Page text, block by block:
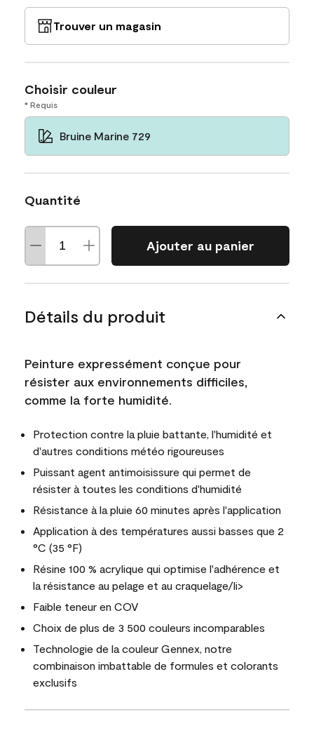
Trouver un magasin
Choisir couleur
* Requis
Bruine Marine 729
Quantité
Ajouter au panier
Détails du produit
Peinture expressément conçue pour
résister aux environnements difficiles,
comme la forte humidité.
Protection contre la pluie battante, l'humidité et
d'autres conditions météo rigoureuses
Puissant agent antimoisissure qui permet de
résister à toutes les conditions d'humidité
Résistance à la pluie 60 minutes après l'application
Application à des températures aussi basses que 2
°C (35 °F)
Résine 100 % acrylique qui optimise l'adhérence et
la résistance au pelage et au craquelage/li>
Faible teneur en COV
Choix de plus de 3 500 couleurs incomparables
Technologie de la couleur Gennex, notre
combinaison imbattable de formules et colorants
exclusifs